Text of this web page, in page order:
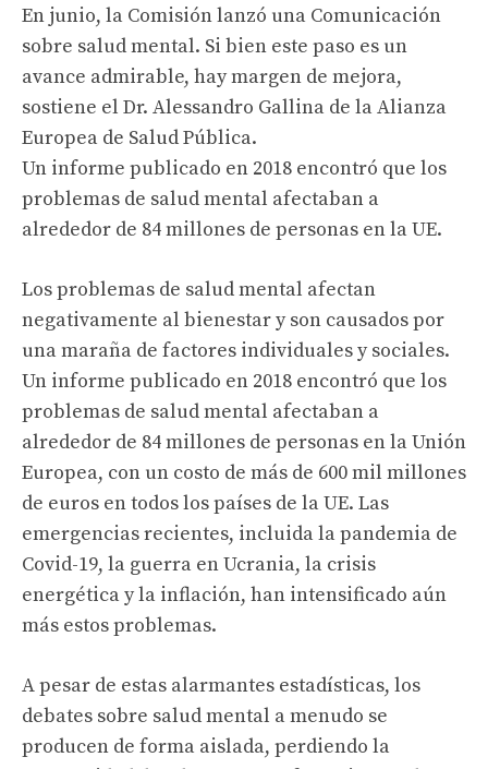
En junio, la Comisión lanzó una Comunicación
sobre salud mental. Si bien este paso es un
avance admirable, hay margen de mejora,
sostiene el Dr. Alessandro Gallina de la Alianza
Europea de Salud Pública.
Un informe publicado en 2018 encontró que los
problemas de salud mental afectaban a
alrededor de 84 millones de personas en la UE.
Los problemas de salud mental afectan
negativamente al bienestar y son causados ​​por
una maraña de factores individuales y sociales.
Un informe publicado en 2018 encontró que los
problemas de salud mental afectaban a
alrededor de 84 millones de personas en la Unión
Europea, con un costo de más de 600 mil millones
de euros en todos los países de la UE. Las
emergencias recientes, incluida la pandemia de
Covid-19, la guerra en Ucrania, la crisis
energética y la inflación, han intensificado aún
más estos problemas.
A pesar de estas alarmantes estadísticas, los
debates sobre salud mental a menudo se
producen de forma aislada, perdiendo la